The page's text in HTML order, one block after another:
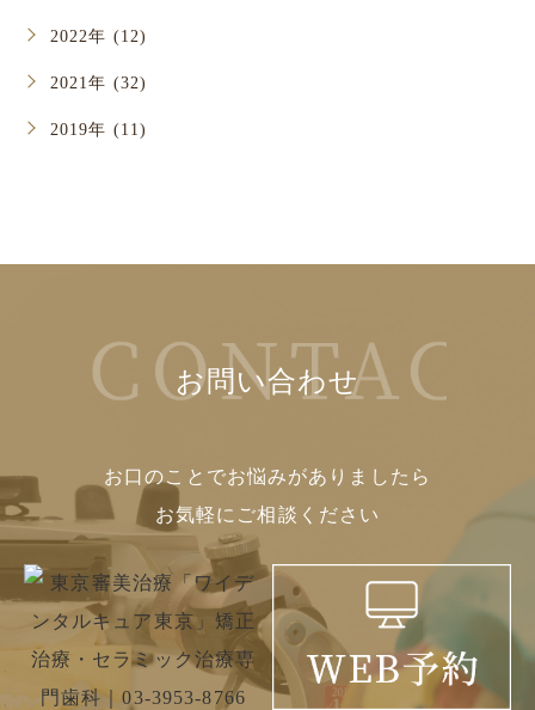
2022年 (12)
2021年 (32)
2019年 (11)
お問い合わせ
お口のことでお悩みがありましたら
お気軽にご相談ください